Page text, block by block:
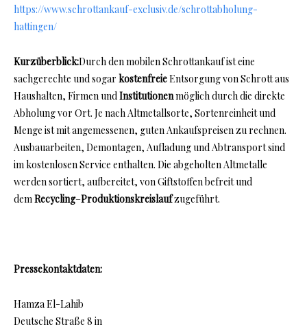
https://www.schrottankauf-exclusiv.de/schrottabholung-
hattingen/
Kurzüberblick:Durch den mobilen Schrottankauf ist eine
sachgerechte und sogar kostenfreieEntsorgung von Schrott aus
Haushalten, Firmen undInstitutionenmöglich durch die direkte
Abholung vor Ort. Je nach Altmetallsorte, Sortenreinheit und
Menge ist mit angemessenen, guten Ankaufspreisen zu rechnen.
Ausbauarbeiten, Demontagen, Aufladung und Abtransport sind
im kostenlosen Service enthalten. Die abgeholten Altmetalle
werden sortiert, aufbereitet, von Giftstoffen befreit und
demRecycling–Produktionskreislaufzugeführt.
Pressekontaktdaten:
Hamza El-Lahib
Deutsche Straße 8 in